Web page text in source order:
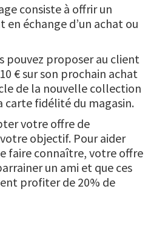
consiste à offrir un
en échange d’un achat ou
pouvez proposer au client
€ sur son prochain achat
de la nouvelle collection
carte fidélité du magasin.
votre offre de
objectif. Pour aider
faire connaître, votre offre
un ami et que ces
profiter de 20% de